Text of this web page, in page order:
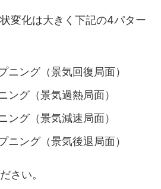
変化は大きく下記の4パター
ニング（景気回復局面）
ング（景気過熱局面）
ング（景気減速局面）
ニング（景気後退局面）
さい。